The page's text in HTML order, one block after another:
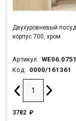
Двухуровневый
корпус 700, хром
Артикул:
Код: 0000/161361
3782 ₽